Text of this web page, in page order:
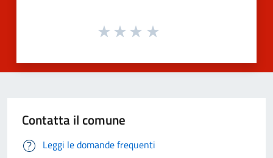
Contatta il comune
Leggi le domande frequenti